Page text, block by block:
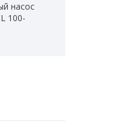
насос
100-